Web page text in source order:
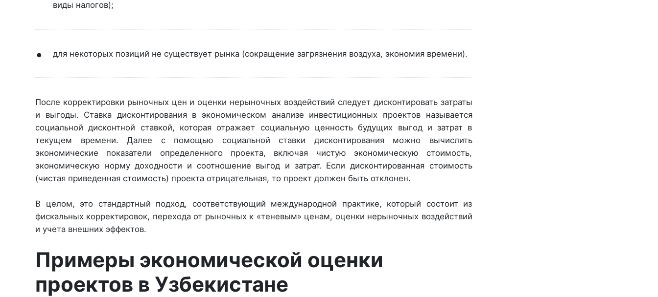
виды налогов);
для некоторых позиций не существует рынка (сокращение загрязнения воздуха, экономия времени).
После корректировки рыночных цен и оценки нерыночных воздействий следует дисконтировать затраты
и выгоды. Ставка дисконтирования в экономическом анализе инвестиционных проектов называется
социальной дисконтной ставкой, которая отражает социальную ценность будущих выгод и затрат в
текущем времени. Далее с помощью социальной ставки дисконтирования можно вычислить
экономические показатели определенного проекта, включая чистую экономическую стоимость,
экономическую норму доходности и соотношение выгод и затрат. Если дисконтированная стоимость
(чистая приведенная стоимость) проекта отрицательная, то проект должен быть отклонен.
В целом, это стандартный подход, соответствующий международной практике, который состоит из
фискальных корректировок, перехода от рыночных к «теневым» ценам, оценки нерыночных воздействий
и учета внешних эффектов.
Примеры экономической оценки
проектов в Узбекистане